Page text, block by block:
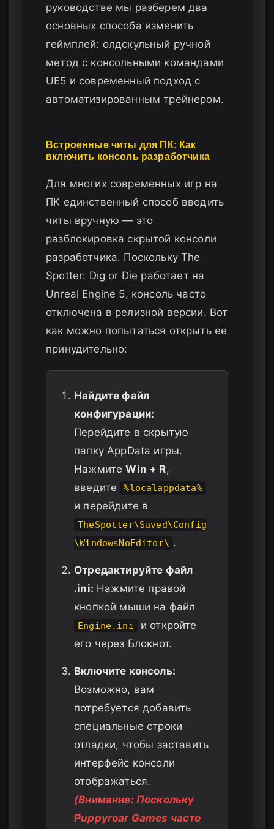
руководстве мы разберем два
основных способа изменить
геймплей: олдскульный ручной
метод с консольными командами
UE5 и современный подход с
автоматизированным трейнером.
Встроенные читы для ПК: Как
включить консоль разработчика
Для многих современных игр на
ПК единственный способ вводить
читы вручную — это
разблокировка скрытой консоли
разработчика. Поскольку The
Spotter: Dig or Die работает на
Unreal Engine 5, консоль часто
отключена в релизной версии. Вот
как можно попытаться открыть ее
принудительно:
Найдите файл
конфигурации:
Перейдите в скрытую
папку AppData игры.
НажмитеWin + R,
введите
%localappdata%
и перейдите в
TheSpotter\Saved\Config
\WindowsNoEditor\ .
Отредактируйте файл
.ini: Нажмите правой
кнопкой мыши на файл
Engine.ini
и откройте
его через Блокнот.
Включите консоль:
Возможно, вам
потребуется добавить
специальные строки
отладки, чтобы заставить
интерфейс консоли
отображаться.
(Внимание: Поскольку
Puppyroar Games часто